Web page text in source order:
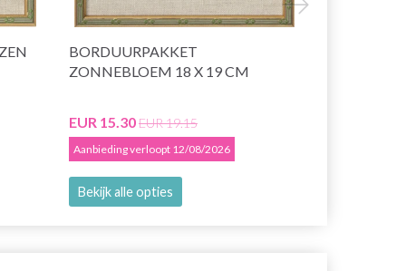
BORDUURPAKKET
ZONNEBLOEM 18 X 19 CM
EUR 15.30EUR 19.15
Aanbieding verloopt 12/08/2026
Bekijk alle opties